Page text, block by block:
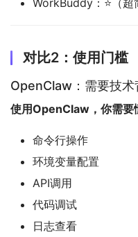
WorkBuddy：⭐（超
对比2：使用门槛
OpenClaw：需要技术
使用OpenClaw，你需要
命令行操作
环境变量配置
API调用
代码调试
日志查看